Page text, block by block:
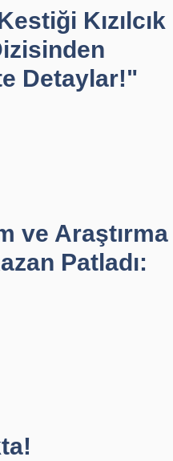
Kızılcık
Detaylar!"
ve Araştırma
Patladı: